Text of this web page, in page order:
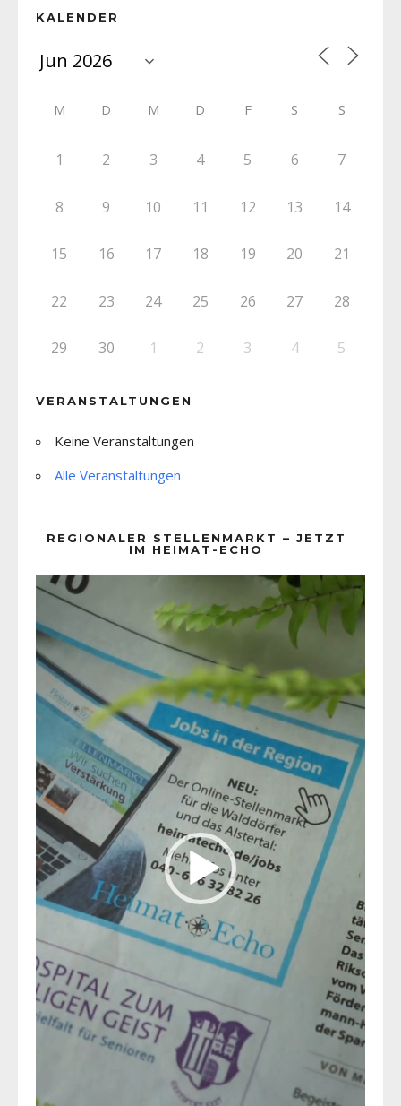
KALENDER
M D M D F S S
1 2 3 4 5 6 7
8 9 10 11 12 13 14
15 16 17 18 19 20 21
22 23 24 25 26 27 28
29 30 1 2 3 4 5
VERANSTALTUNGEN
Keine Veranstaltungen
Alle Veranstaltungen
REGIONALER STELLENMARKT – JETZT
IM HEIMAT-ECHO
Player